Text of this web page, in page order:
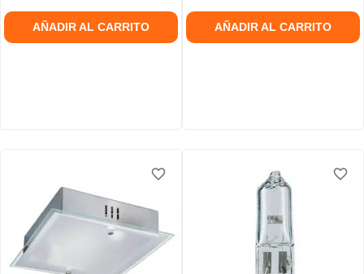
AÑADIR AL CARRITO AÑADIR AL CARRITO
favorite_border
favorite_border
favorite_border favorite_border
favorite_border
favorite_border